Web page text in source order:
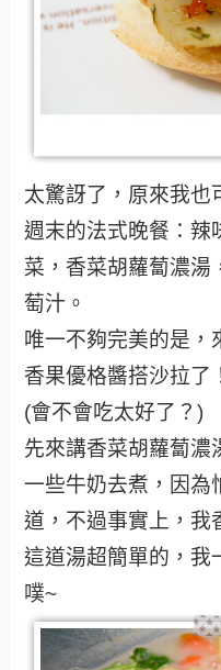
太驚訝了，原來我也
週末的法式晚餐：辣
菜，香菜胡蘿蔔濃湯
萄汁。
唯一不夠完美的是，
香果優格醬搭沙拉了
(會不會吃太好了？)
先來講香菜胡蘿蔔濃
一些牛奶去煮，因為
道，不過事實上，我
這道湯超簡單的，我
噗~